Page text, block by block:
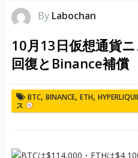
By Labochan
10月13日仮想通貨
回復とBinance補償
BTC, BINANCE, ETH,
ス